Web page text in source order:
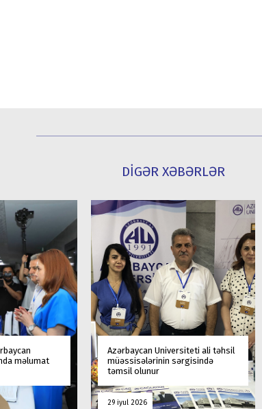
DİGƏR XƏBƏRLƏR
məlumat
Azərbaycan Universiteti ali təhsil
müəssisələrinin sərgisində
təmsil olunur
29 iyul 2026